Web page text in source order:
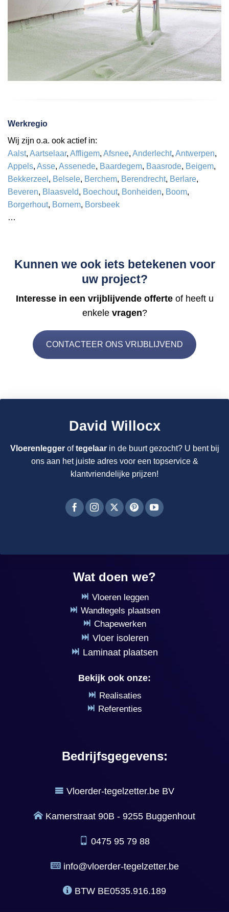
Werkregio
Wij zijn o.a. ook actief in:
Aalst, Aartselaar, Affligem, Afsnee, Anderlecht, Antwerpen,
Appels, Asse, Assenede, Baardegem, Baasrode, Beigem,
Bekkerzeel , Belsele, Berchem, Berendrecht, Berlare,
Beveren, Blaasveld, Boechout, Bonheiden, Boom,
Borgerhout, Bornem, Borsbeek
…
Kunnen we ook iets betekenen voor
uw project?
Interesse in een vrijblijvende offerte of heeft u
enkelevragen?
CONTACTEER ONS VRIJBLIJVEND
David Willocx
Vloerenleggeroftegelaarin de buurt gezocht? U bent bij
ons aan het juiste adres voor een topservice &
klantvriendelijke prijzen!
Wat doen we?
Vloeren leggen
Wandtegels plaatsen
Chapewerken
Vloer isoleren
Laminaat plaatsen
Bekijk ook onze:
Realisaties
Referenties
Bedrijfsgegevens:
Vloerder-tegelzetter.be BV
Kamerstraat 90B - 9255 Buggenhout
0475 95 79 88
info@vloerder-tegelzetter.be
BTW BE0535.916.189